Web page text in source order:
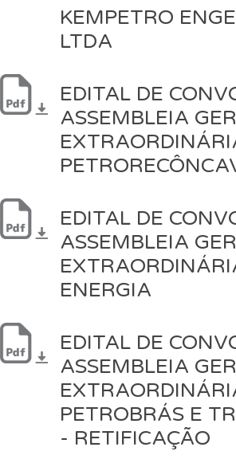
KEMPETRO
LTDA
EDITAL DE
ASSEMBLEIA
EDITAL DE
ASSEMBLEIA
ENERGIA
EDITAL DE
ASSEMBLEIA
PETROBRÁS E
- RETIFICAÇÃO